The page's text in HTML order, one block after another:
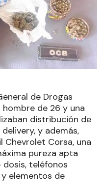
de Drogas
de 26 y una
distribución de
y además,
Corsa, una
pureza apta
teléfonos
y elementos de